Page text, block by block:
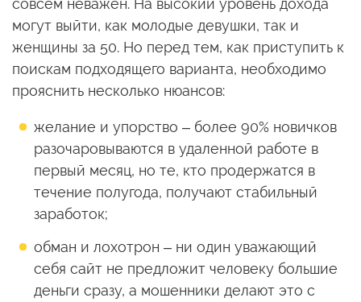
совсем неважен. На высокий уровень дохода
могут выйти, как молодые девушки, так и
женщины за 50. Но перед тем, как приступить к
поискам подходящего варианта, необходимо
прояснить несколько нюансов:
желание и упорство – более 90% новичков
разочаровываются в удаленной работе в
первый месяц, но те, кто продержатся в
течение полугода, получают стабильный
заработок;
обман и лохотрон – ни один уважающий
себя сайт не предложит человеку большие
деньги сразу, а мошенники делают это с